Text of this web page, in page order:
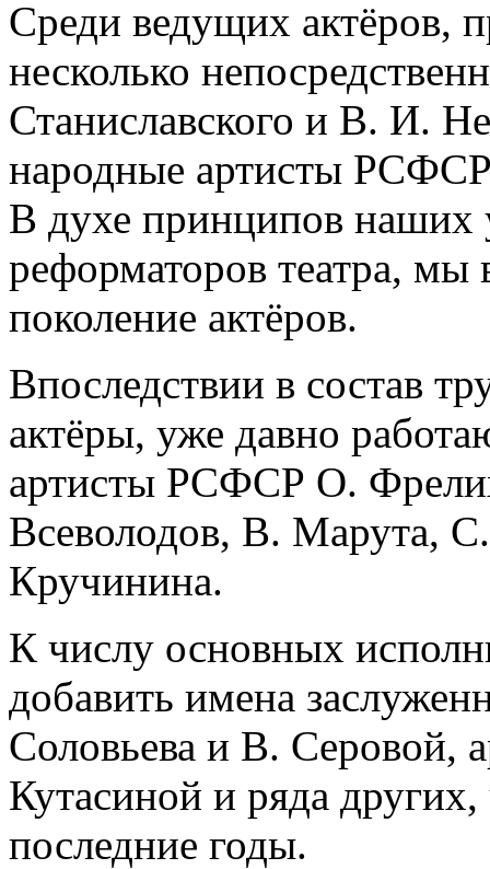
Среди ведущих актёров,
несколько
Станиславского и В. И.
народные артисты
В духе принципов наших
реформаторов театра,
поколение актёров.
Впоследствии в состав
актёры, уже давно
артисты РСФСР О.
Всеволодов, В. Марута,
Кручинина.
К числу основных
добавить имена
Соловьева и В. Серовой,
Кутасиной и ряда
последние годы.